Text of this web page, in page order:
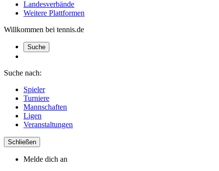
Landesverbände
Weitere Plattformen
Willkommen bei tennis.de
Suche
Suche nach:
Spieler
Turniere
Mannschaften
Ligen
Veranstaltungen
Schließen
Melde dich an